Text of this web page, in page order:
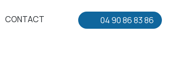
CONTACT 04 90 86 83 86